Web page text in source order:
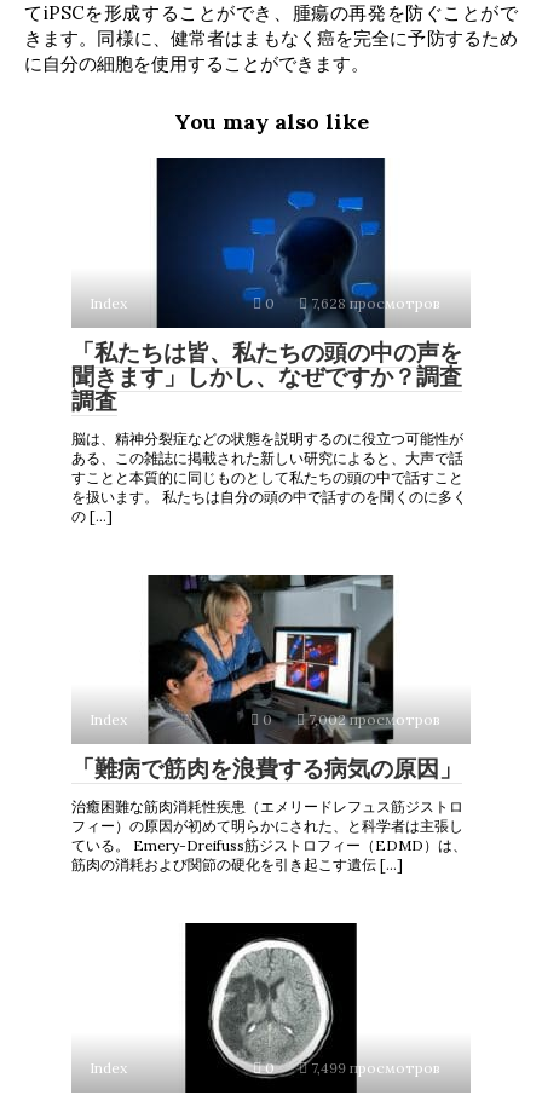
てiPSCを形成することができ、腫瘍の再発を防ぐことがで
きます。同様に、健常者はまもなく癌を完全に予防するため
に自分の細胞を使用することができます。
You may also like
Index 0 7,628 просмотров
「私たちは皆、私たちの頭の中の声を
聞きます」しかし、なぜですか？調査
調査
脳は、精神分裂症などの状態を説明するのに役立つ可能性が
ある、この雑誌に掲載された新しい研究によると、大声で話
すことと本質的に同じものとして私たちの頭の中で話すこと
を扱います。 私たちは自分の頭の中で話すのを聞くのに多く
の […]
Index 0 7,002 просмотров
「難病で筋肉を浪費する病気の原因」
治癒困難な筋肉消耗性疾患（エメリードレフュス筋ジストロ
フィー）の原因が初めて明らかにされた、と科学者は主張し
ている。 Emery-Dreifuss筋ジストロフィー（EDMD）は、
筋肉の消耗および関節の硬化を引き起こす遺伝 […]
Index 0 7,499 просмотров